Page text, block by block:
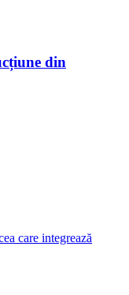
din
care integrează